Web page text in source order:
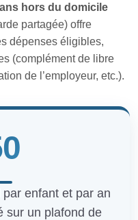
hors du domicile
partagée) offre
dépenses éligibles,
(complément de libre
de l’employeur, etc.).
par enfant et par an
sur un plafond de